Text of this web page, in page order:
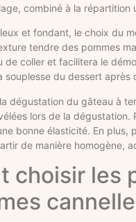
combiné à la
et fondant, le choix du
tendre des pommes
de coller et facilitera le
souplesse du dessert après
dégustation du gâteau à
lors de la
bonne élasticité. En plus,
de manière homogène,
choisir les